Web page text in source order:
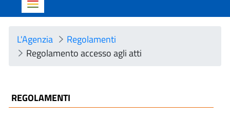
Toggle navigation
L'Agenzia
Regolamenti
Regolamento accesso agli atti
REGOLAMENTI